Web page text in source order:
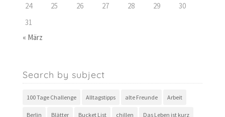
24
25 26 27 28 29
30
31
« März
Search by subject
100 Tage Challenge Alltagstipps alte Freunde Arbeit
Berlin Blätter Bucket List chillen Das Leben ist kurz